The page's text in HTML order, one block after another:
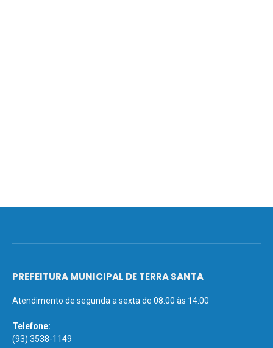
PREFEITURA MUNICIPAL DE TERRA SANTA
Atendimento de segunda a sexta de 08:00 às 14:00
Telefone:
(93) 3538-1149